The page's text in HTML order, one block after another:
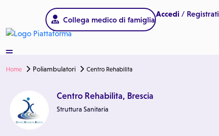
Collega medico di famiglia
Accedi / Registrati
Home Poliambulatori Centro Rehabilita
Centro Rehabilita, Brescia
Struttura Sanitaria